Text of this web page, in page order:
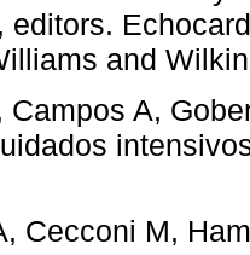
editors.
and
Campos A,
Cecconi M,